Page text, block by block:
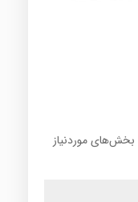
بخش‌های موردنیاز